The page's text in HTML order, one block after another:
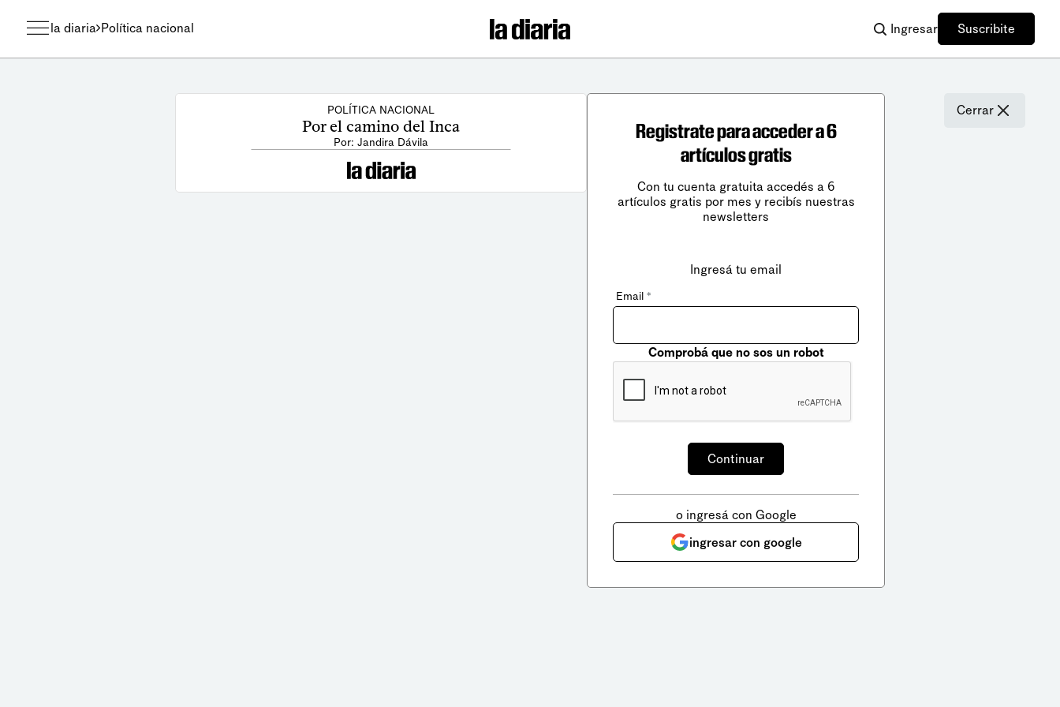
la diaria Política nacional Ingresar Suscribite
POLÍTICA NACIONAL
Por el camino del Inca
Por: Jandira Dávila
Cerrar
Registrate para acceder a 6
artículos gratis
Con tu cuenta gratuita accedés a 6
artículos gratis por mes y recibís nuestras
newsletters
Ingresá tu email
Email *
Comprobá que no sos un robot
o ingresá con Google
ingresar con google